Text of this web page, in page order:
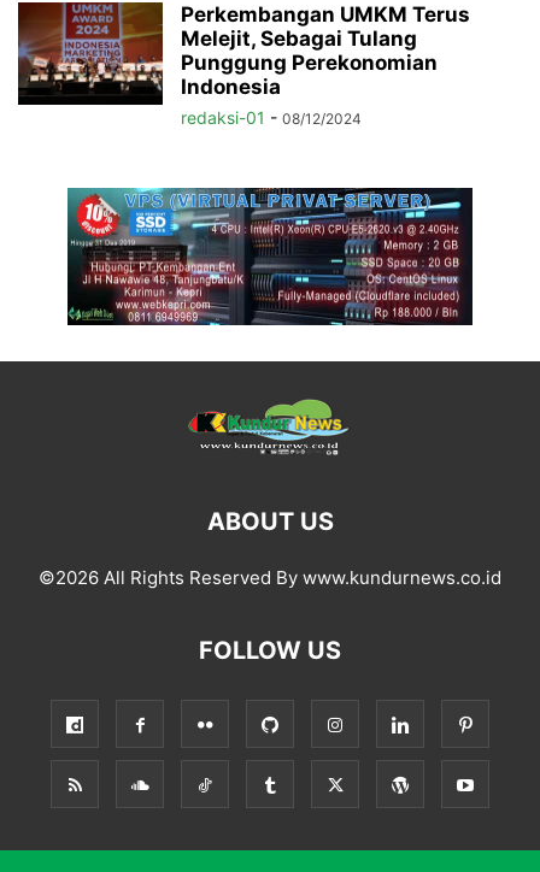
Perkembangan UMKM Terus
Melejit, Sebagai Tulang
Punggung Perekonomian
Indonesia
redaksi-01 - 08/12/2024
ABOUT US
©2026 All Rights Reserved By www.kundurnews.co.id
FOLLOW US